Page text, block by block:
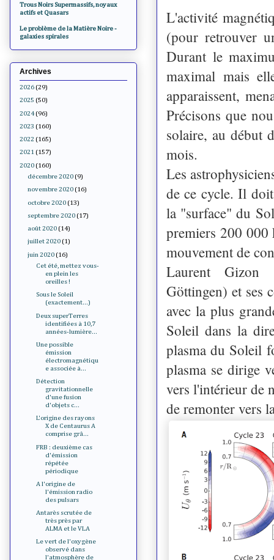
L'activité
(pour retrouver
Durant le
maximal mais
apparaissent,
Précisons que
solaire, au début
mois.
Les
de ce cycle. Il
la "surface" du
premiers 200 000
mouvement de
Laurent Gizon
Göttingen) et ses
avec la plus
Soleil dans la
plasma du Soleil
plasma se dirige
vers l'intérieur de
de remonter vers
Trous Noirs Supermassifs, noyaux
actifs et Quasars
Le problème de la Matière Noire -
galaxies spirales
Archives
2026 (29)
2025 (50)
2024 (96)
2023 (160)
2022 (165)
2021 (157)
2020 (160)
décembre 2020 (9)
novembre 2020 (16)
octobre 2020 (13)
septembre 2020 (17)
août 2020 (14)
juillet 2020 (1)
juin 2020 (16)
Cet été, mettez vous-
en plein les
oreilles !
Sous le Soleil
(exactement...)
Deux superTerres
identifiées à 10,7
années-lumière...
Une possible
émission
électromagnétiqu
e associée à...
Détection
gravitationnelle
d'une fusion
d'objets c...
L'origine des rayons
X de Centaurus A
comprise grâ...
FRB : deuxième cas
d'émission
répétée
périodique
A l'origine de
l'émission radio
des pulsars
Antarès scrutée de
très près par
ALMA et le VLA
Le vert de l'oxygène
observé dans
l'atmosphère de